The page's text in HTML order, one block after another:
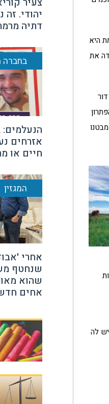
היא
את
לה
יהודי.
דתיה
בחברה
אזרחים
חיים או
המגזין
אחרי
שנחטף
אחים